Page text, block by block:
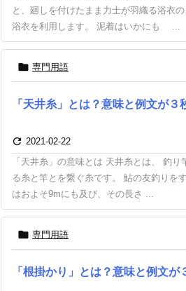
と、廻しを付けたまま力士が羽織る浴衣
浴衣を利用します。 泥着はいかにも ...
 専門用語
「天井糸」とは？意味と例文が３
 2021-02-22
「天井糸」の意味とは 天井糸とは、 釣
る糸と竿とを繋ぐ糸です。 鮎の友釣りを
はおよそ9mにも及び、その長さ ...
 専門用語
「根掛かり」とは？意味と例文が